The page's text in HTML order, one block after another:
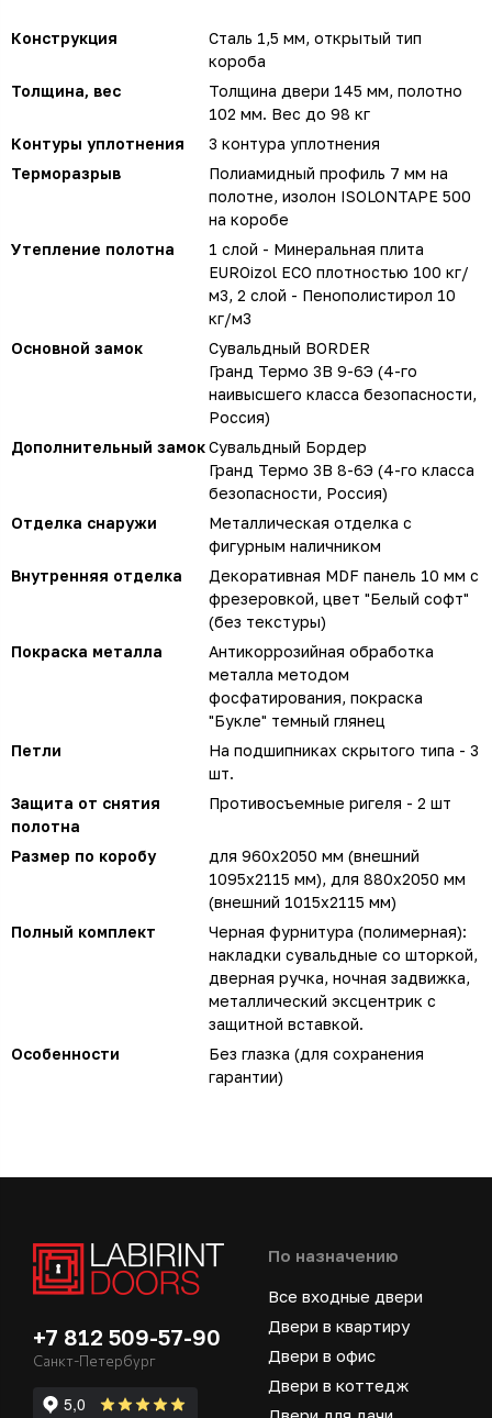
Конструкция
Сталь 1,5 мм, открытый тип
короба
Толщина, вес
Толщина двери 145 мм, полотно
102 мм. Вес до 98 кг
Контуры уплотнения
3 контура уплотнения
Терморазрыв
Полиамидный профиль 7 мм на
полотне, изолон ISOLONTAPE 500
на коробе
Утепление полотна
1 слой - Минеральная плита
EUROizol ECO плотностью 100 кг/
м3, 2 слой - Пенополистирол 10
кг/м3
Основной замок
Сувальдный BORDER
Гранд Термо 3В 9-6Э (4-го
наивысшего класса безопасности,
Россия)
Дополнительный замокСувальдный Бордер
Гранд Термо 3В 8-6Э (4-го класса
безопасности, Россия)
Отделка снаружи
Металлическая отделка с
фигурным наличником
Внутренняя отделка
Декоративная MDF панель 10 мм с
фрезеровкой, цвет "Белый софт"
(без текстуры)
Покраска металла
Антикоррозийная обработка
металла методом
фосфатирования, покраска
"Букле" темный глянец
Петли
На подшипниках скрытого типа - 3
шт.
Защита от снятия
полотна
Противосъемные ригеля - 2 шт
Размер по коробу
для 960х2050 мм (внешний
1095х2115 мм), для 880х2050 мм
(внешний 1015х2115 мм)
Полный комплект
Черная фурнитура (полимерная):
накладки сувальдные со шторкой,
дверная ручка, ночная задвижка,
металлический эксцентрик с
защитной вставкой.
Особенности
Без глазка (для сохранения
гарантии)
+7 812 509-57-90
Санкт-Петербург
По назначению
Все входные двери
Двери в квартиру
Двери в офис
Двери в коттедж